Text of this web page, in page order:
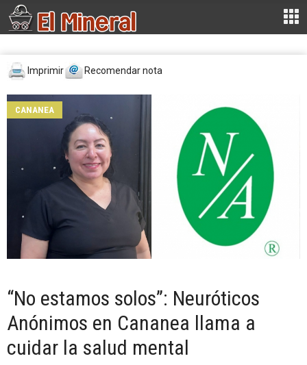
Imprimir Recomendar nota
CANANEA
“No estamos solos”: Neuróticos
Anónimos en Cananea llama a
cuidar la salud mental